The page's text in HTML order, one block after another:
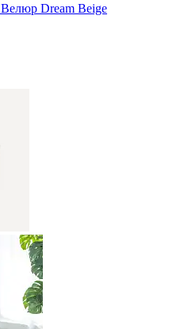
Велюр Dream Beige